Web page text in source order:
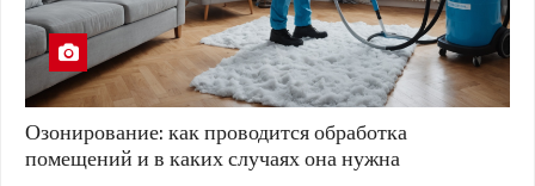
Озонирование: как проводится обработка
помещений и в каких случаях она нужна